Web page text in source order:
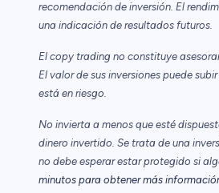
recomendación de inversión. El
una indicación de resultados futuros.
El copy trading no constituye
El valor de sus inversiones puede
está en riesgo.
No invierta a menos que esté
dinero invertido. Se trata de una
no debe esperar estar protegido si
minutos para obtener más